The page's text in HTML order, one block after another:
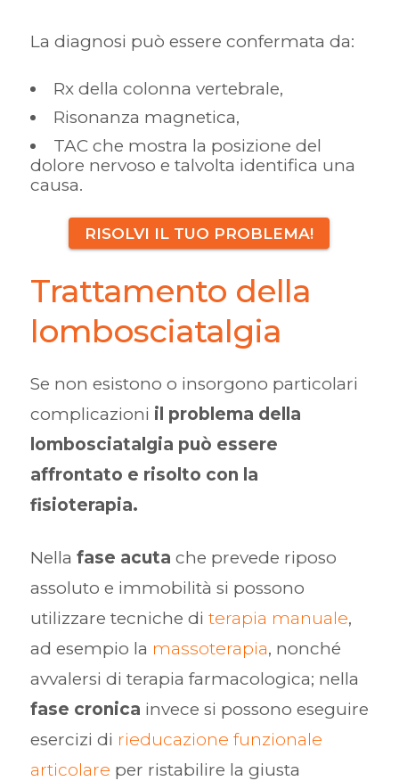
La diagnosi può essere confermata da:
Rx della colonna vertebrale,
Risonanza magnetica,
TAC che mostra la posizione del
dolore nervoso e talvolta identifica una
causa.
RISOLVI IL TUO PROBLEMA!
Trattamento della
lombosciatalgia
Se non esistono o insorgono particolari
complicazioni il problema della
lombosciatalgia può essere
affrontato e risolto con la
fisioterapia.
Nella fase acuta che prevede riposo
assoluto e immobilità si possono
utilizzare tecniche di terapia manuale,
ad esempio la massoterapia, nonché
avvalersi di terapia farmacologica; nella
fase cronica invece si possono eseguire
esercizi di rieducazione funzionale
articolare per ristabilire la giusta